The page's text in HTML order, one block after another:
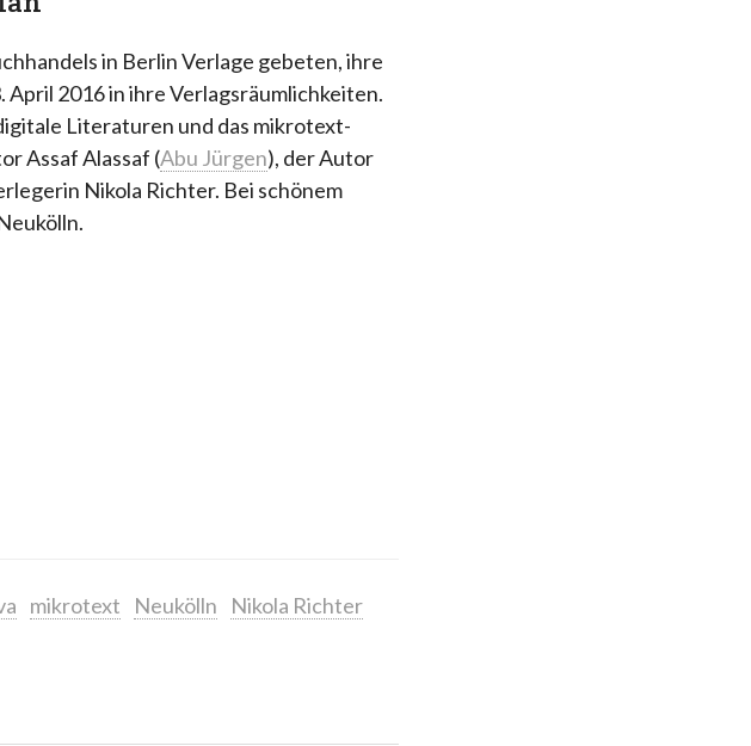
in Berlin Verlage gebeten, ihre
2016 in ihre Verlagsräumlichkeiten.
Literaturen und das mikrotext-
Assaf Alassaf (Abu Jürgen), der Autor
Nikola Richter. Bei schönem
mikrotext Neukölln
Nikola Richter